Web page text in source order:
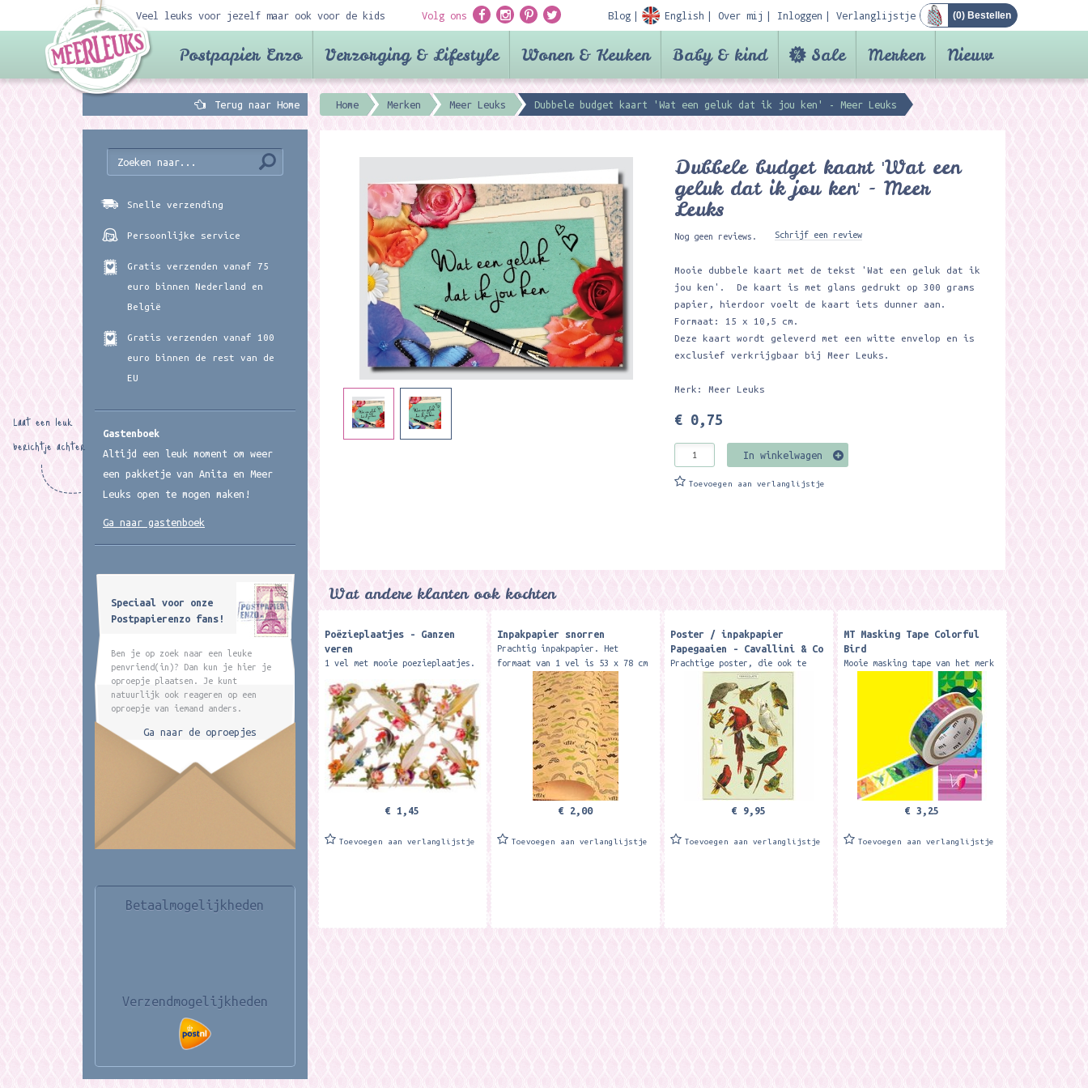
Veel leuks voor jezelf maar ook voor de kids Volg ons Blog English Over mij Inloggen Verlanglijstje (0) Bestellen
Postpapier Enzo Verzorging & Lifestyle Wonen & Keuken Baby & kind Sale Merken Nieuw
Terug naar Home Home Merken Meer Leuks Dubbele budget kaart 'Wat een geluk dat ik jou ken' - Meer Leuks
Dubbele budget kaart 'Wat een
geluk dat ik jou ken' - Meer
Leuks
Nog geen reviews. Schrijf een review
Mooie dubbele kaart met de tekst 'Wat een geluk dat ik
jou ken'. De kaart is met glans gedrukt op 300 grams
papier, hierdoor voelt de kaart iets dunner aan.
Formaat: 15 x 10,5 cm.
Deze kaart wordt geleverd met een witte envelop en is
exclusief verkrijgbaar bij Meer Leuks.
Merk: Meer Leuks
€ 0,75
In winkelwagen
Toevoegen aan verlanglijstje
Wat andere klanten ook kochten
Poëzieplaatjes - Ganzen
veren
1 vel met mooie poezieplaatjes.
leuk voor in een poeziealbum
maar ze zijn ook heel erg leuk
om er je post of...
€ 1,45
Toevoegen aan verlanglijstje
Inpakpapier snorren
Prachtig inpakpapier. Het
formaat van 1 vel is 53 x 78 cm
en wordt netjes gevouwen tot
ongeveer A4 formaat. Mooi stevig
papier waar je ook prachtige...
€ 2,00
Toevoegen aan verlanglijstje
Poster / inpakpapier
Papegaaien - Cavallini & Co
Prachtige poster, die ook te
gebruiken is als inpakpapier.
Formaat 50 x 70 cm. Het papier
wordt verzonden in een koker.
Merk: Cavallini & Co
€ 9,95
Toevoegen aan verlanglijstje
MT Masking Tape Colorful
Bird
Mooie masking tape van het merk
MT. Formaat 1,5 cm x 7 meter.Je
kunt de washi tape voor zo veel
dingen gebruiken.... o.a. voor
het versieren van je...
€ 3,25
Toevoegen aan verlanglijstje
Snelle verzending
Persoonlijke service
Gratis verzenden vanaf 75
euro binnen Nederland en
België
Gratis verzenden vanaf 100
euro binnen de rest van de
EU
Gastenboek
Altijd een leuk moment om weer
een pakketje van Anita en Meer
Leuks open te mogen maken!
Laat een leuk
berichtje achter
Ga naar gastenboek
Speciaal voor onze
Postpapierenzo fans!
Ben je op zoek naar een leuke
penvriend(in)? Dan kun je hier je
oproepje plaatsen. Je kunt
natuurlijk ook reageren op een
oproepje van iemand anders.
Ga naar de oproepjes
Betaalmogelijkheden
Verzendmogelijkheden